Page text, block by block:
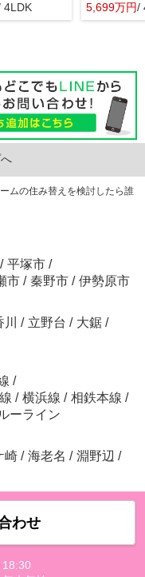
4LDK 5,699万円/
ムの住み替えを検討したら誰
/ 平塚市 /
市 / 秦野市 / 伊勢原市
川 / 立野台 / 大鋸 /
/
/ 横浜線 / 相鉄本線 /
ーライン
崎 / 海老名 / 淵野辺 /
わせ